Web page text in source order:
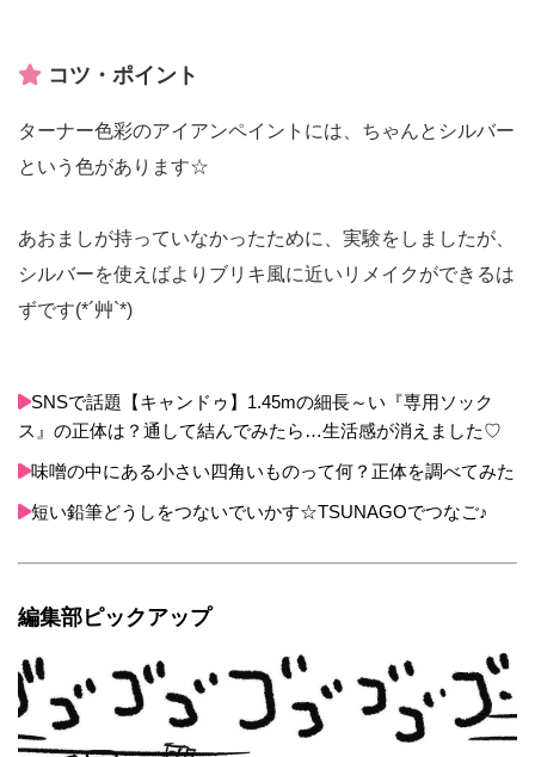
コツ・ポイント
ターナー色彩のアイアンペイントには、ちゃんとシルバー
という色があります☆
あおましが持っていなかったために、実験をしましたが、
シルバーを使えばよりブリキ風に近いリメイクができるは
ずです(*´艸`*)
SNSで話題【キャンドゥ】1.45mの細長～い『専用ソック
ス』の正体は？通して結んでみたら…生活感が消えました♡
味噌の中にある小さい四角いものって何？正体を調べてみた
短い鉛筆どうしをつないでいかす☆TSUNAGOでつなご♪
編集部ピックアップ